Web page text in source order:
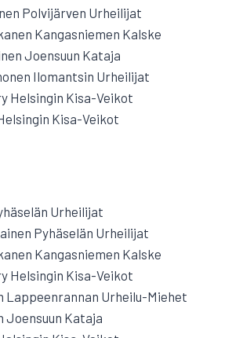
Polvijärven Urheilijat
Kangasniemen Kalske
Joensuun Kataja
Ilomantsin Urheilijat
Helsingin Kisa-Veikot
Kisa-Veikot
Urheilijat
Pyhäselän Urheilijat
Kangasniemen Kalske
Helsingin Kisa-Veikot
Lappeenrannan Urheilu-Miehet
Joensuun Kataja